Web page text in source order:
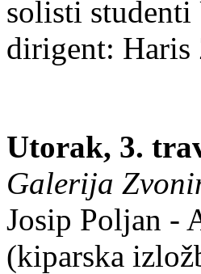
solisti
dirigent: Haris
Utorak, 3.
Galerija
Josip Poljan -
(kiparska